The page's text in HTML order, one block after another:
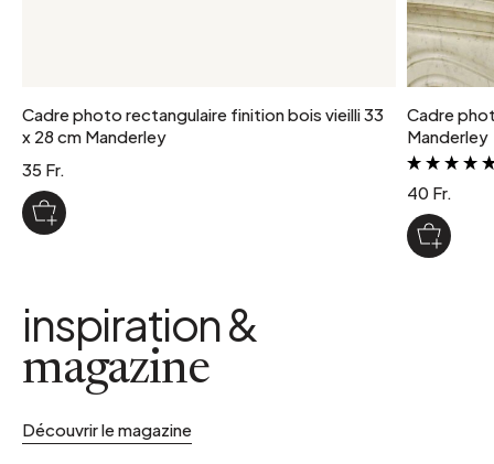
Cadre photo rectangulaire finition bois vieilli 33
x 28 cm Manderley
35 Fr.
Cadre
Manderley
40 Fr.
inspiration &
magazine
Découvrir le magazine